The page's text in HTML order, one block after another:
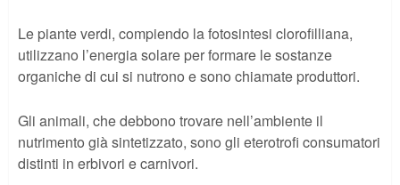
Le piante verdi, compiendo la fotosintesi clorofilliana,
utilizzano l’energia solare per formare le sostanze
organiche di cui si nutrono e sono chiamate produttori.
Gli animali, che debbono trovare nell’ambiente il
nutrimento già sintetizzato, sono gli eterotrofi consumatori
distinti in erbivori e carnivori.